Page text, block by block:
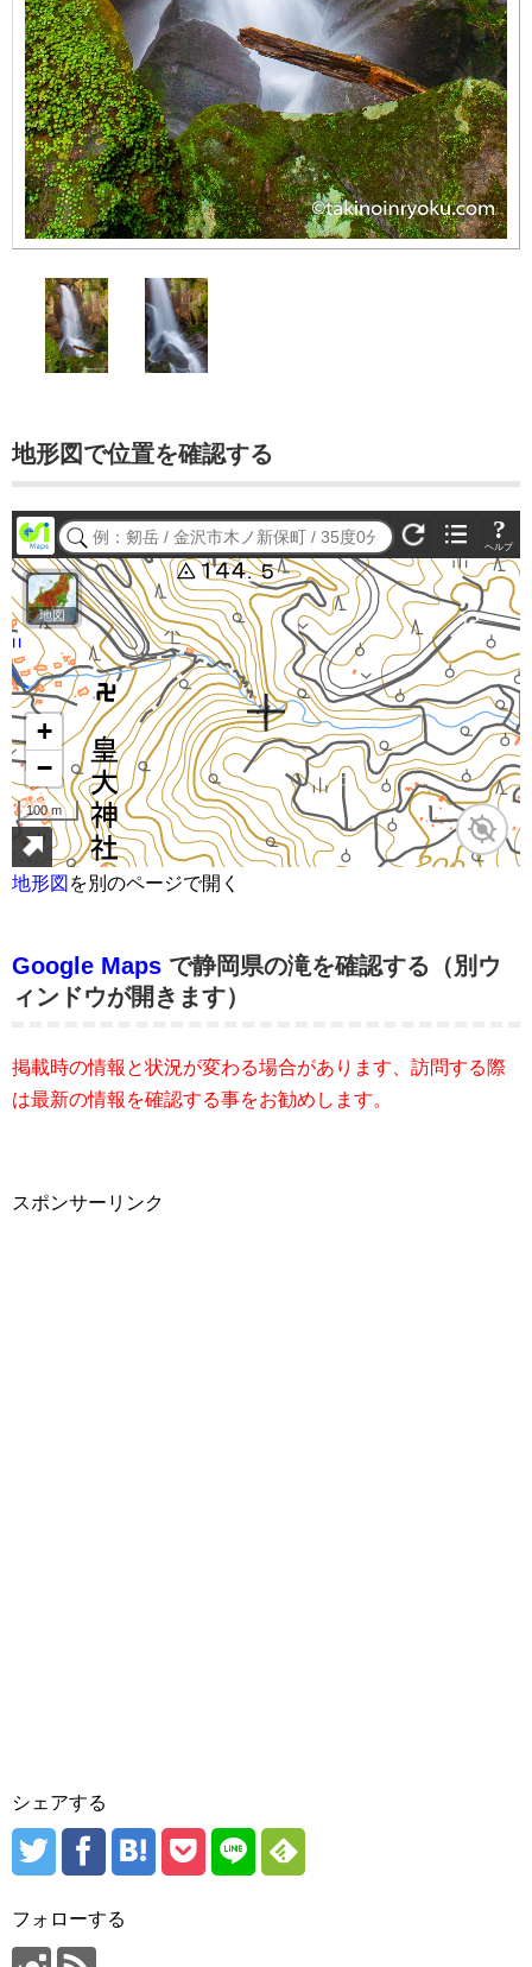
地形図で位置を確認する
地形図 を別のページで開く
Google Maps で静岡県の滝を確認する（別ウ
ィンドウが開きます）
掲載時の情報と状況が変わる場合があります、訪問する際
は最新の情報を確認する事をお勧めします。
スポンサーリンク
シェアする
フォローする